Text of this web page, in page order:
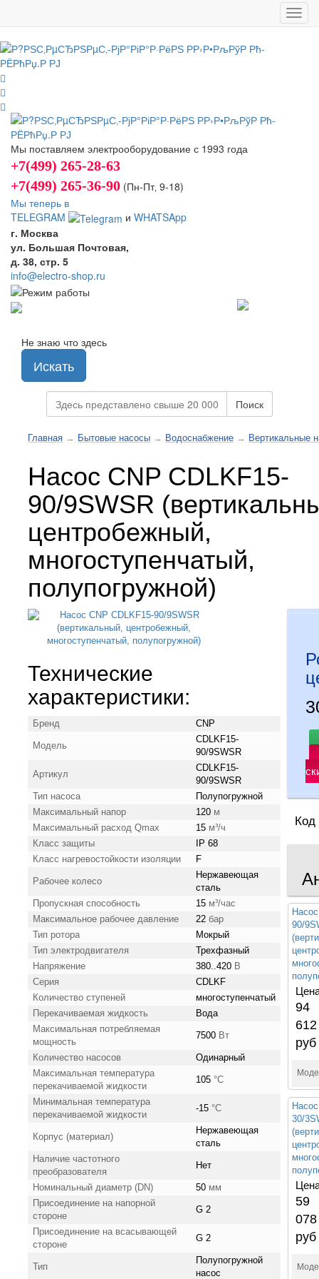
Мы поставляем электрооборудование с 1993 года
+7(499) 265-28-63
+7(499) 265-36-90 (Пн-Пт‚ 9-18)
Мы теперь в
TELEGRAM
и WHATSApp
г. Москва
ул. Большая Почтовая,
д. 38, стр. 5
info@electro-shop.ru
Не знаю что здесь
Искать
Поиск
Главная → Бытовые насосы → Водоснабжение → Вертикальные
Насос CNP CDLKF15-
90/9SWSR
центробежный,
многоступенчатый,
полупогружной)
Технические
характеристики:
Бренд CNP
Модель
CDLKF15-
90/9SWSR
Артикул
CDLKF15-
90/9SWSR
Тип насоса
Полупогружной
Максимальный напор
120 м
Максимальный расход Qmax
15 м³/ч
Класс защиты
IP 68
Класс нагревостойкости изоляции
F
Рабочее колесо
Нержавеющая
сталь
Пропускная способность
15 м³/час
Максимальное рабочее давление
22 бар
Тип ротора
Мокрый
Тип электродвигателя
Трехфазный
Напряжение
380..420 В
Серия
CDLKF
Количество ступеней
многоступенчатый
Перекачиваемая жидкость
Вода
Максимальная потребляемая
мощность
7500 Вт
Количество насосов
Одинарный
Максимальная температура
перекачиваемой жидкости
105 °С
Минимальная температура
перекачиваемой жидкости
-15 °С
Корпус (материал)
Нержавеющая
сталь
Наличие частотного
преобразователя
Нет
Номинальный диаметр (DN) 50 мм
Присоединение на напорной
стороне
G 2
Присоединение на всасывающей
стороне
G 2
Тип
Полупогружной
насос
Код
90/
94
612
руб
30/
59
078
руб